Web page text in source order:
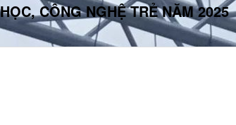
CÔNG NGHỆ TRẺ NĂM 2025